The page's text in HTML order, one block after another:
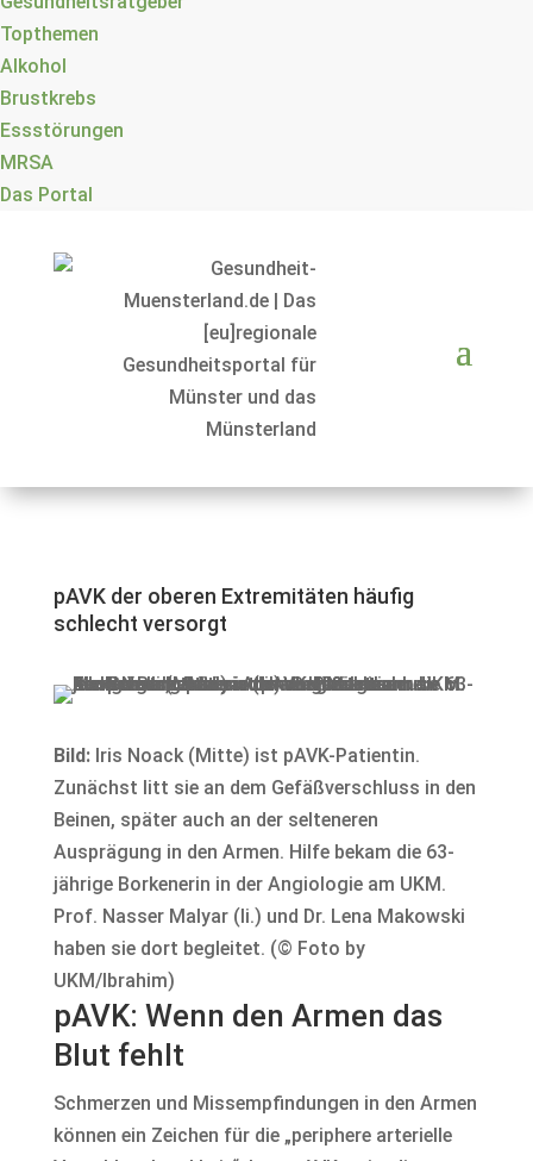
Topthemen
Alkohol
Brustkrebs
Essstörungen
MRSA
Das Portal
pAVK der oberen Extremitäten häufig
schlecht versorgt
Bild:Iris Noack (Mitte) ist pAVK-Patientin.
Zunächst litt sie an dem Gefäßverschluss in den
Beinen, später auch an der selteneren
Ausprägung in den Armen. Hilfe bekam die 63-
jährige Borkenerin in der Angiologie am UKM.
Prof. Nasser Malyar (li.) und Dr. Lena Makowski
haben sie dort begleitet. (© Foto by
UKM/Ibrahim)
pAVK: Wenn den Armen das
Blut fehlt
Schmerzen und Missempfindungen in den Armen
können ein Zeichen für die „periphere arterielle